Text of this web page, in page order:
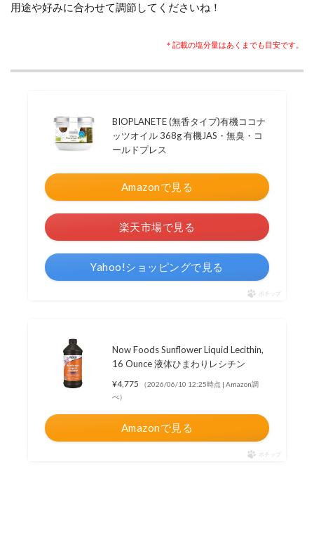
用途や好みに合わせて調節してくださいね！
＊記載の塩分量はあくまでも目安です。
BIOPLANETE (無香タイプ)有機ココナ
ッツオイル 368g 有機JAS・無臭・コ
ールドプレス
Amazonで見る
楽天市場で見る
Yahoo!ショッピングで見る
ポチップ
Now Foods Sunflower Liquid Lecithin,
16 Ounce 液体ひまわりレシチン
¥4,775
（2026/06/10 12:25時点 | Amazon調
べ）
Amazonで見る
ポチップ